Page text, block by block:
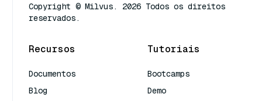
Copyright © Milvus. 2026 Todos os direitos
reservados.
Recursos
Documentos
Blog
Tutoriais
Bootcamps
Demo